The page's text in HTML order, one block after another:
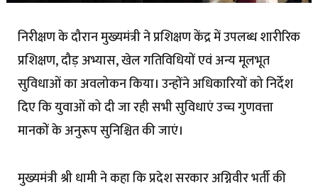
निरीक्षण के दौरान मुख्यमंत्री ने प्रशिक्षण केंद्र में उपलब्ध शारीरिक
प्रशिक्षण, दौड़ अभ्यास, खेल गतिविधियों एवं अन्य मूलभूत
सुविधाओं का अवलोकन किया। उन्होंने अधिकारियों को निर्देश
दिए कि युवाओं को दी जा रही सभी सुविधाएं उच्च गुणवत्ता
मानकों के अनुरूप सुनिश्चित की जाएं।
मुख्यमंत्री श्री धामी ने कहा कि प्रदेश सरकार अग्निवीर भर्ती की